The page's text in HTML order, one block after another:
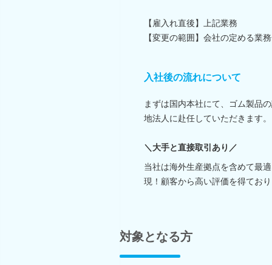
【雇入れ直後】上記業務
【変更の範囲】会社の定める業
入社後の流れについて
まずは国内本社にて、ゴム製品
地法人に赴任していただきます。
＼大手と直接取引あり／
当社は海外生産拠点を含めて最
現！顧客から高い評価を得てお
対象となる方